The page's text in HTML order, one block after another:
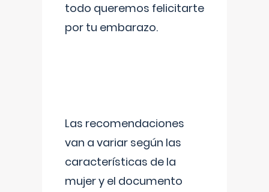
todo queremos felicitarte
por tu embarazo.
Las recomendaciones
van a variar según las
características de la
mujer y el documento